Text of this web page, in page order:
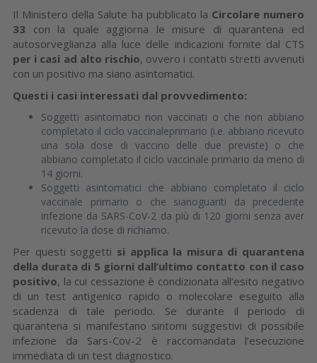
Il Ministero della Salute ha pubblicato la Circolare numero
33 con la quale aggiorna le misure di quarantena ed
autosorveglianza alla luce delle indicazioni fornite dal CTS
per i casi ad alto rischio, ovvero i contatti stretti avvenuti
con un positivo ma siano asintomatici.
Questi i casi interessati dal provvedimento:
Soggetti asintomatici non vaccinati o che non abbiano
completato il ciclo vaccinaleprimario (i.e. abbiano ricevuto
una sola dose di vaccino delle due previste) o che
abbiano completato il ciclo vaccinale primario da meno di
14 giorni.
Soggetti asintomatici che abbiano completato il ciclo
vaccinale primario o che sianoguariti da precedente
infezione da SARS-CoV-2 da più di 120 giorni senza aver
ricevuto la dose di richiamo.
Per questi soggetti si applica la misura di quarantena
della durata di 5 giorni dall’ultimo contatto con il caso
positivo, la cui cessazione è condizionata all’esito negativo
di un test antigenico rapido o molecolare eseguito alla
scadenza di tale periodo. Se durante il periodo di
quarantena si manifestano sintomi suggestivi di possibile
infezione da Sars-Cov-2 è raccomandata l’esecuzione
immediata di un test diagnostico.